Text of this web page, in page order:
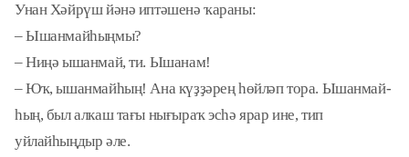
Унан Хәйрүш йәнә иптәшенә ҡараны:
– Ышанмайһыңмы?
– Ниңә ышанмай, ти. Ышанам!
– Юҡ, ышанмайһың! Ана күҙ­ҙәрең һөйләп тора. Ышан­май­
һың, был алкаш тағы нығыраҡ эсһә ярар ине, тип
уйлайһыңдыр әле.